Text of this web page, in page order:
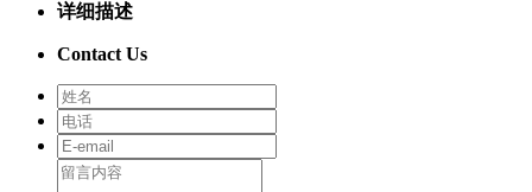
详细描述
Contact Us